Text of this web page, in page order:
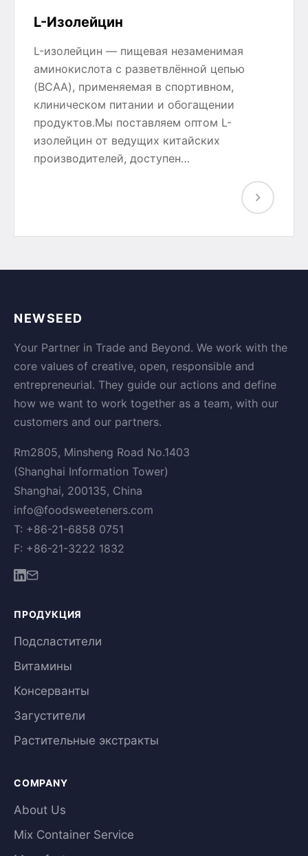
L-Изолейцин
L-изолейцин — пищевая незаменимая
аминокислота с разветвлённой цепью
(BCAA), применяемая в спортивном,
клиническом питании и обогащении
продуктов.Мы поставляем оптом L-
изолейцин от ведущих китайских
производителей, доступен…
NEWSEED
Your Partner in Trade and Beyond. We work with the
core values of creative, open, responsible and
entrepreneurial. They guide our actions and define
how we want to work together as a team, with our
customers and our partners.
Rm2805, Minsheng Road No.1403
(Shanghai Information Tower)
Shanghai, 200135, China
info@foodsweeteners.com
T: +86-21-6858 0751
F: +86-21-3222 1832
ПРОДУКЦИЯ
Подсластители
Витамины
Консерванты
Загустители
Растительные экстракты
COMPANY
About Us
Mix Container Service